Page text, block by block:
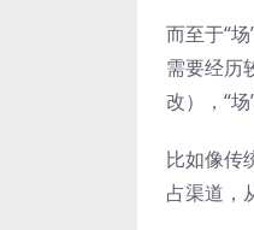
而至于“
需要经历
改），“
比如像传
占渠道，